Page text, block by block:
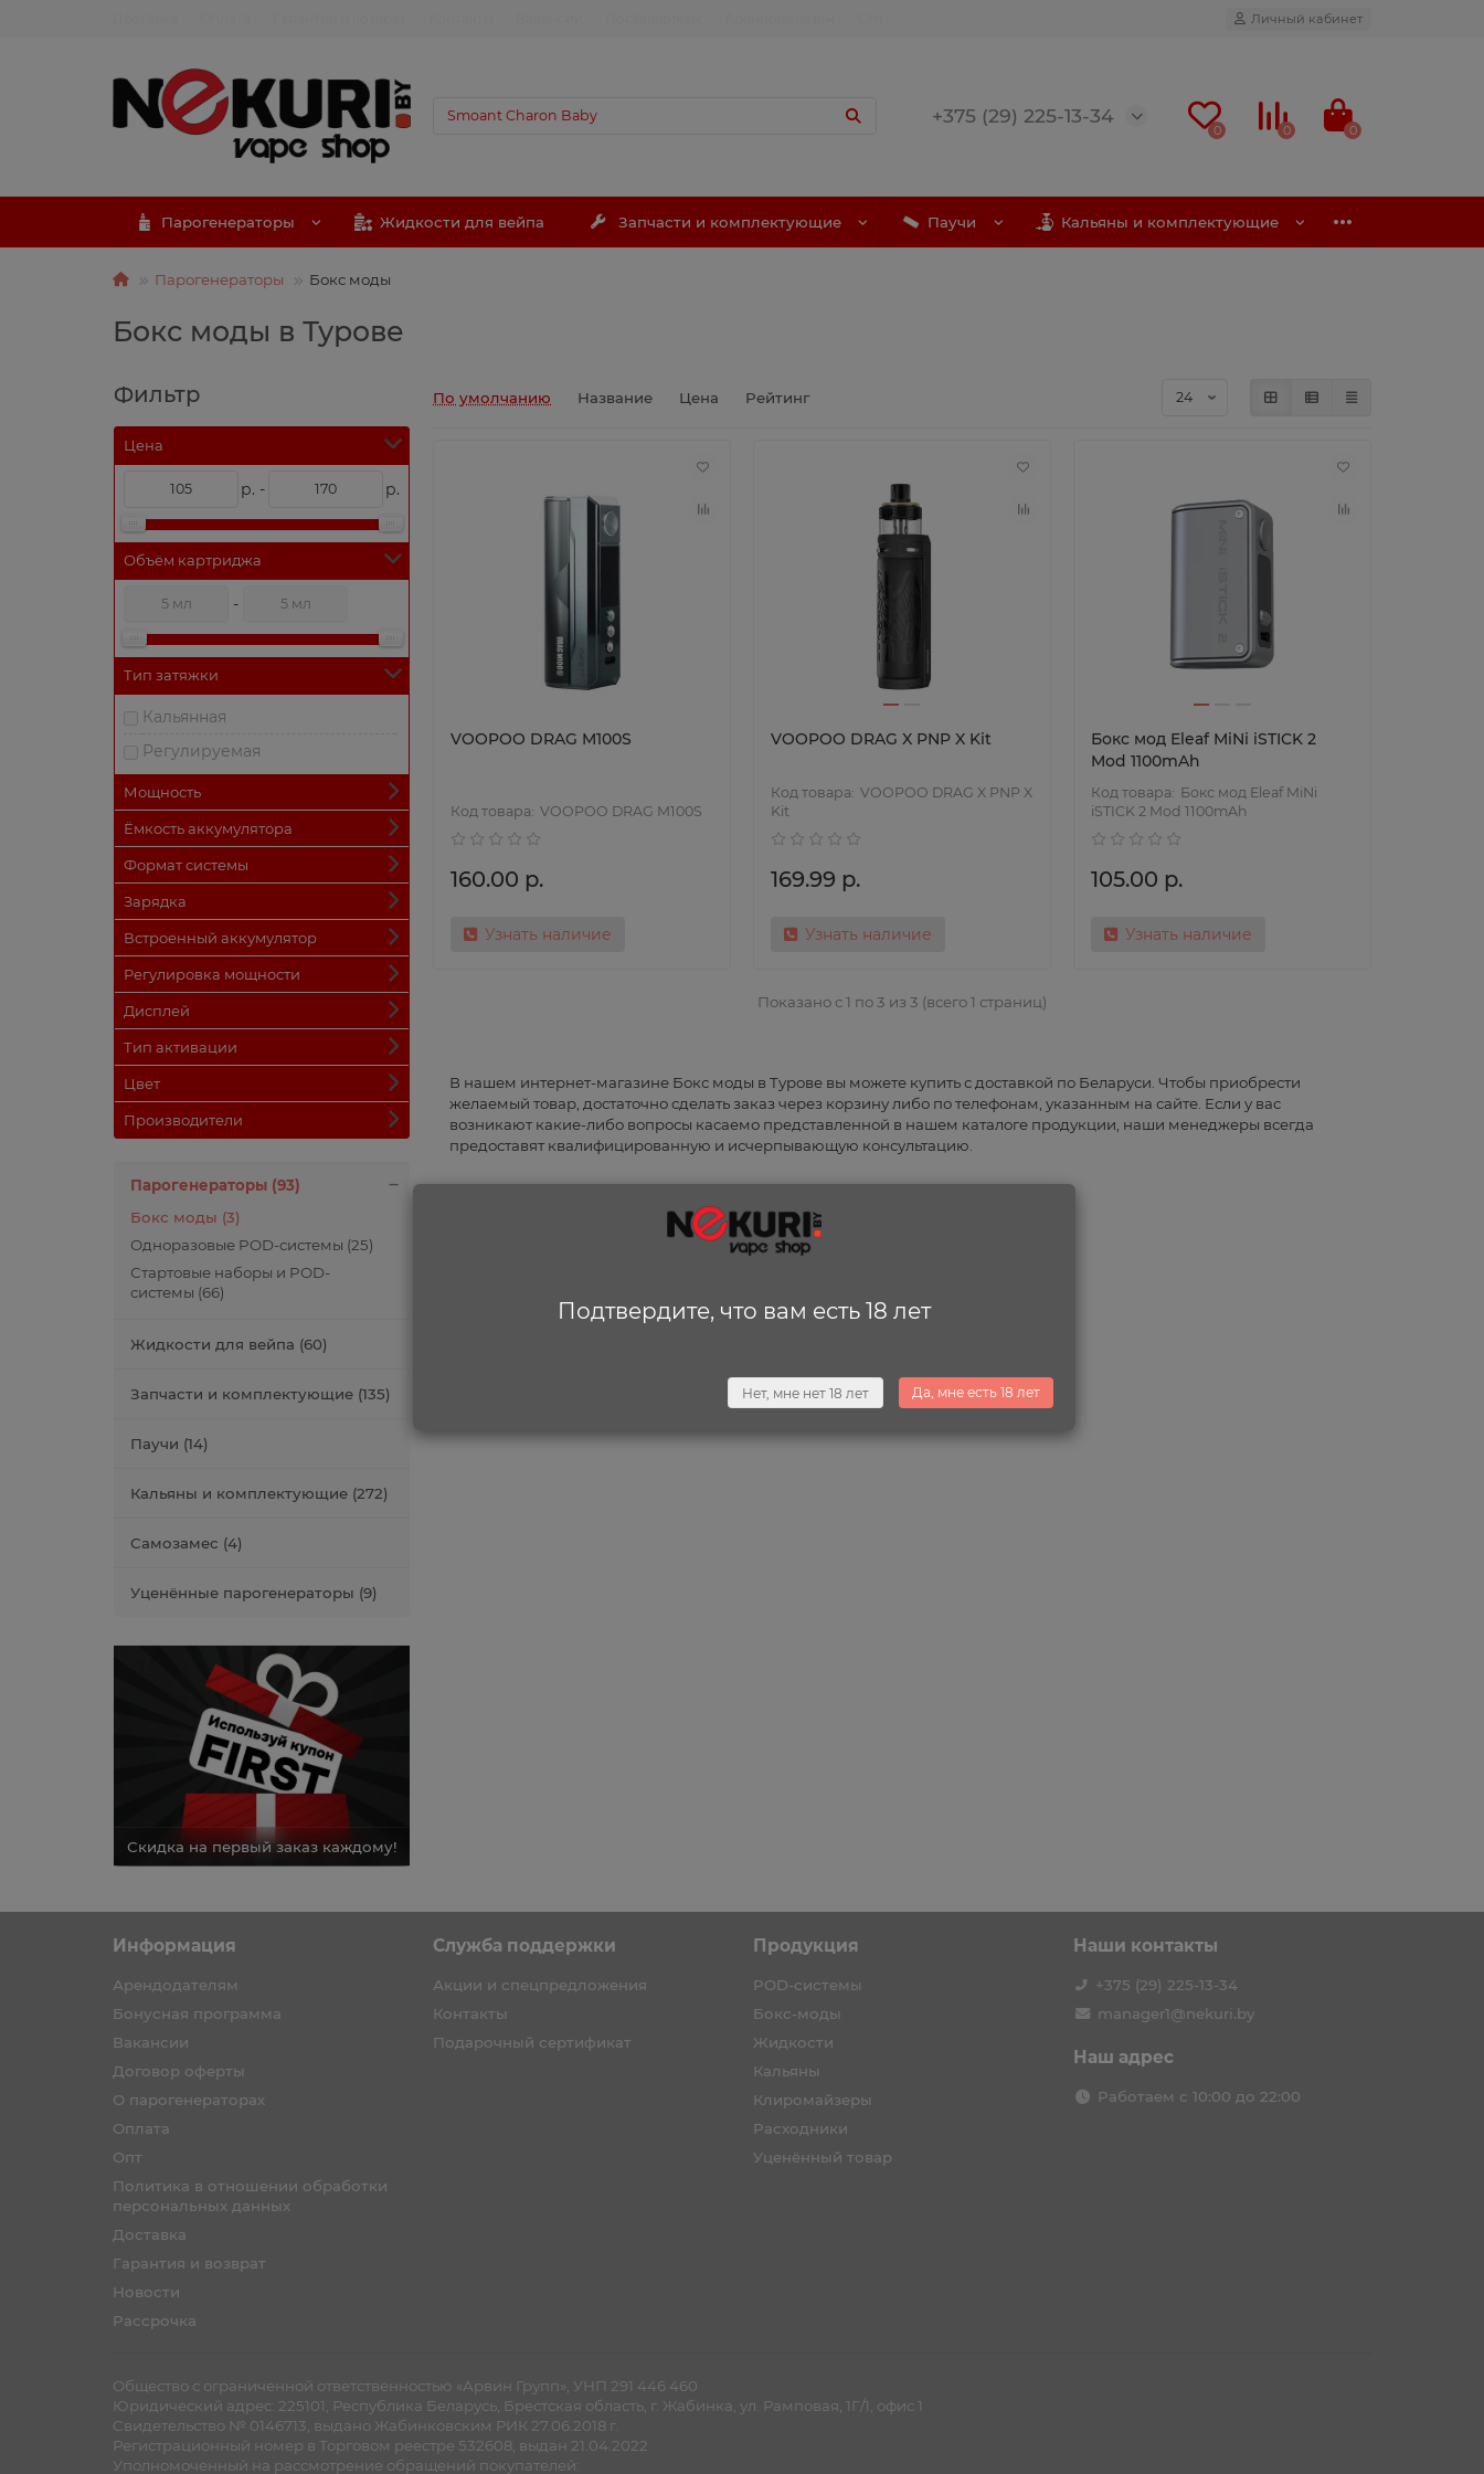
Личный кабинет
+375 (29) 225-13-34
0 0 0
Парогенераторы Жидкости для вейпа Запчасти и комплектующие Паучи Кальяны и комплектующие
Парогенераторы Бокс моды
Бокс моды в Турове
Фильтр
Цена
р. - р.
Объём картриджа
-
Тип затяжки
Кальянная
Регулируемая
Мощность
Ёмкость аккумулятора
Формат системы
Зарядка
Встроенный аккумулятор
Регулировка мощности
Дисплей
Тип активации
Цвет
Производители
Парогенераторы (93)
Бокс моды (3)
Одноразовые POD-системы (25)
Стартовые наборы и POD-
системы (66)
Жидкости для вейпа (60)
Запчасти и комплектующие (135)
Паучи (14)
Кальяны и комплектующие (272)
Самозамес (4)
Уценённые парогенераторы (9)
Скидка на первый заказ каждому!
По умолчанию Название Цена Рейтинг
VOOPOO DRAG M100S
VOOPOO DRAG M100S
160.00 р.
Узнать наличие
VOOPOO DRAG X PNP X Kit
VOOPOO DRAG X PNP X
Kit
169.99 р.
Узнать наличие
Бокс мод Eleaf MiNi iSTICK 2
Mod 1100mAh
Бокс мод Eleaf MiNi
iSTICK 2 Mod 1100mAh
105.00 р.
Узнать наличие
Показано с 1 по 3 из 3 (всего 1 страниц)
В нашем интернет-магазине Бокс моды в Турове вы можете купить с доставкой по Беларуси. Чтобы приобрести
желаемый товар, достаточно сделать заказ через корзину либо по телефонам, указанным на сайте. Если у вас
возникают какие-либо вопросы касаемо представленной в нашем каталоге продукции, наши менеджеры всегда
предоставят квалифицированную и исчерпывающую консультацию.
Подтвердите, что вам есть 18 лет
Нет, мне нет 18 лет Да, мне есть 18 лет
Информация
Арендодателям
Бонусная программа
Вакансии
Договор оферты
О парогенераторах
Оплата
Опт
Политика в отношении обработки
персональных данных
Доставка
Гарантия и возврат
Новости
Рассрочка
Служба поддержки
Акции и спецпредложения
Контакты
Подарочный сертификат
Продукция
POD-системы
Бокс-моды
Жидкости
Кальяны
Клиромайзеры
Расходники
Уценённый товар
Наши контакты
+375 (29) 225-13-34
manager1@nekuri.by
Наш адрес
Работаем с 10:00 до 22:00
Общество с ограниченной ответственностью «Арвин Групп», УНП 291 446 460
Юридический адрес: 225101, Республика Беларусь, Брестская область, г. Жабинка, ул. Рамповая, 1Г/1, офис 1
Cвидетельство № 0146713, выдано Жабинковским РИК 27.06.2018 г.
Регистрационный номер в Торговом реестре 532608, выдан 21.04.2022
Уполномоченный на рассмотрение обращений покупателей: